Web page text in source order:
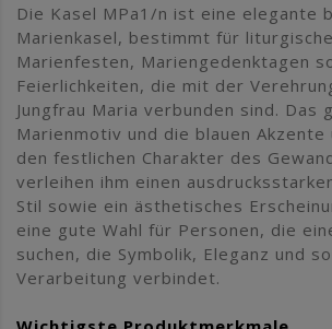
Die Kasel MPa1/n ist eine elegante
Marienkasel, bestimmt für
Marienfesten, Mariengedenktagen
Feierlichkeiten, die mit der
Jungfrau Maria verbunden sind. Das
Marienmotiv und die blauen
den festlichen Charakter des
verleihen ihm einen
Stil sowie ein ästhetisches
eine gute Wahl für Personen, die
suchen, die Symbolik, Eleganz und
Verarbeitung verbindet.